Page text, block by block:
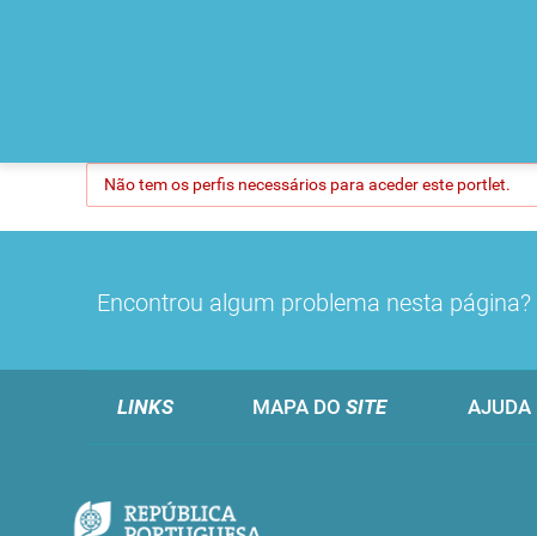
Não tem os perfis necessários para aceder este portlet.
Encontrou algum problema nesta página?
LINKS MAPA DO SITE AJUDA